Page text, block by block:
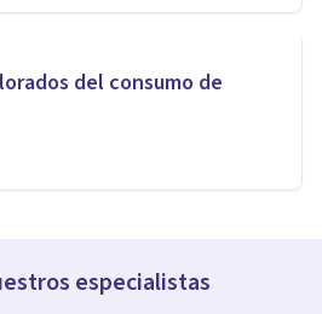
del consumo de
especialistas